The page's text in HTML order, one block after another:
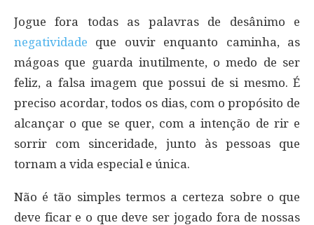
Jogue fora todas as palavras de desânimo e
negatividade que ouvir enquanto caminha, as
mágoas que guarda inutilmente, o medo de ser
feliz, a falsa imagem que possui de si mesmo. É
preciso acordar, todos os dias, com o propósito de
alcançar o que se quer, com a intenção de rir e
sorrir com sinceridade, junto às pessoas que
tornam a vida especial e única.
Não é tão simples termos a certeza sobre o que
deve ficar e o que deve ser jogado fora de nossas